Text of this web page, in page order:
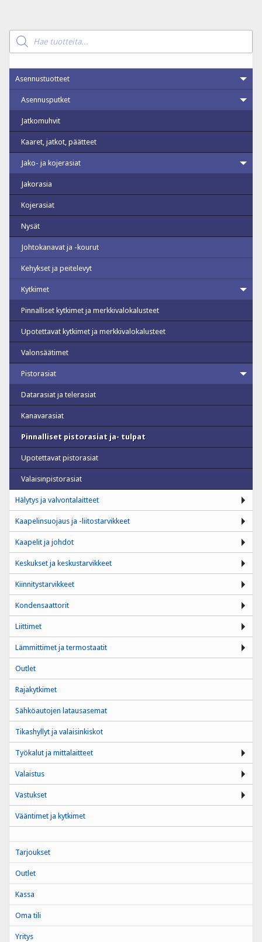
Products
search
Asennustuotteet
Asennusputket
Jatkomuhvit
Kaaret, jatkot, päätteet
Jako- ja kojerasiat
Jakorasia
Kojerasiat
Nysät
Johtokanavat ja -kourut
Kehykset ja peitelevyt
Kytkimet
Pinnalliset kytkimet ja merkkivalokalusteet
Upotettavat kytkimet ja merkkivalokalusteet
Valonsäätimet
Pistorasiat
Datarasiat ja telerasiat
Kanavarasiat
Pinnalliset pistorasiat ja- tulpat
Upotettavat pistorasiat
Valaisinpistorasiat
Hälytys ja valvontalaitteet
Kaapelinsuojaus ja -liitostarvikkeet
Kaapelit ja johdot
Keskukset ja keskustarvikkeet
Kiinnitystarvikkeet
Kondensaattorit
Liittimet
Lämmittimet ja termostaatit
Outlet
Rajakytkimet
Sähköautojen latausasemat
Tikashyllyt ja valaisinkiskot
Työkalut ja mittalaitteet
Valaistus
Vastukset
Vääntimet ja kytkimet
Tarjoukset
Outlet
Kassa
Oma tili
Yritys